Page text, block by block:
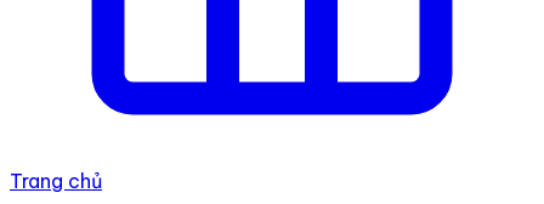
Trang chủ